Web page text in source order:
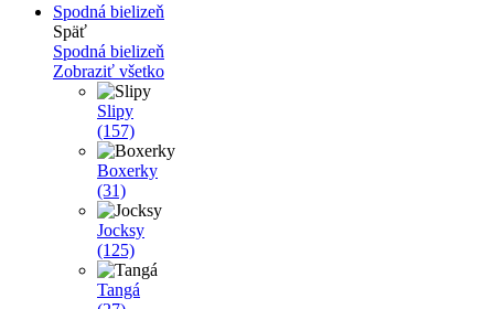
Spodná bielizeň
Späť
Spodná bielizeň
Zobraziť všetko
Slipy
(157)
Boxerky
(31)
Jocksy
(125)
Tangá